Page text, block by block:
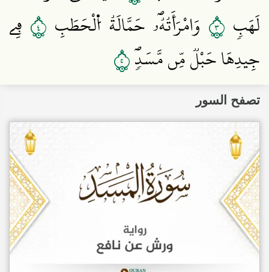
لَهَبٖ ٣ وَامْرَأَتُهُۥۖ حَمَّالَةُ اُ۬لْحَطَبِ ٤ فِے
جِيدِهَا حَبْلٞ مِّن مَّسَدٖۖ٥
تصفح السور